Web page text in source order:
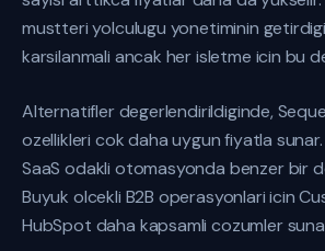
mustteri yolculugu yonetiminin
karsilanmali ancak her isletme icin bu
Alternatifler degerlendirildiginde,
ozellikleri cok daha uygun fiyatla
SaaS odakli otomasyonda benzer bir
Buyuk olcekli B2B operasyonlari icin
HubSpot daha kapsamli cozumler